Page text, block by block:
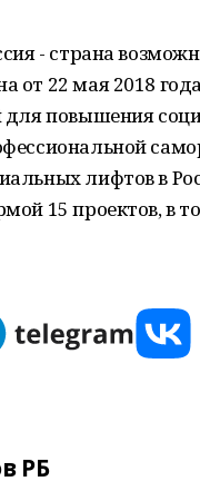
- страна
от 22 мая 2018
для повышения
лифтов в
15 проектов, в
РБ